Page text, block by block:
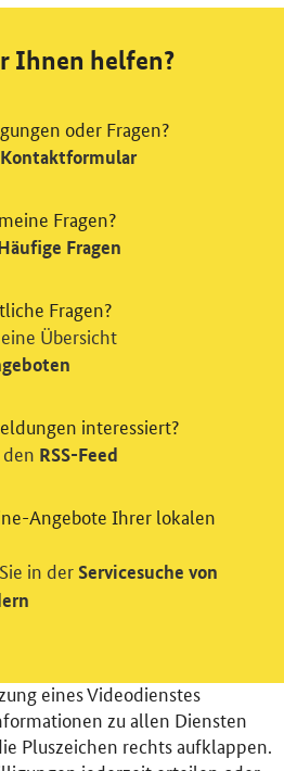
Stelle um Ihre Einwilligung für
unserer Webseite: Wir
mit Hilfe
eines Videodienstes
zu allen Diensten
Pluszeichen rechts aufklappen.
Ihnen helfen?
oder Fragen?
Kontaktformular
Fragen?
Fragen
Fragen?
Übersicht
interessiert?
RSS-Feed
Angebote Ihrer lokalen
in der Servicesuche von